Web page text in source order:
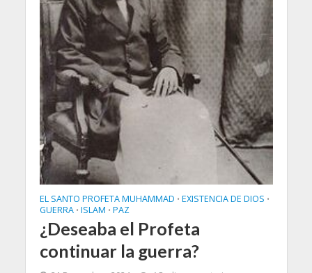
EL SANTO PROFETA MUHAMMAD • EXISTENCIA DE DIOS •
GUERRA • ISLAM • PAZ
¿Deseaba el Profeta
continuar la guerra?